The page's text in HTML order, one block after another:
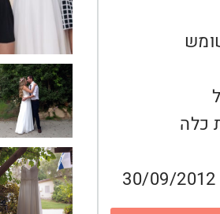
כלה
30/09/2012